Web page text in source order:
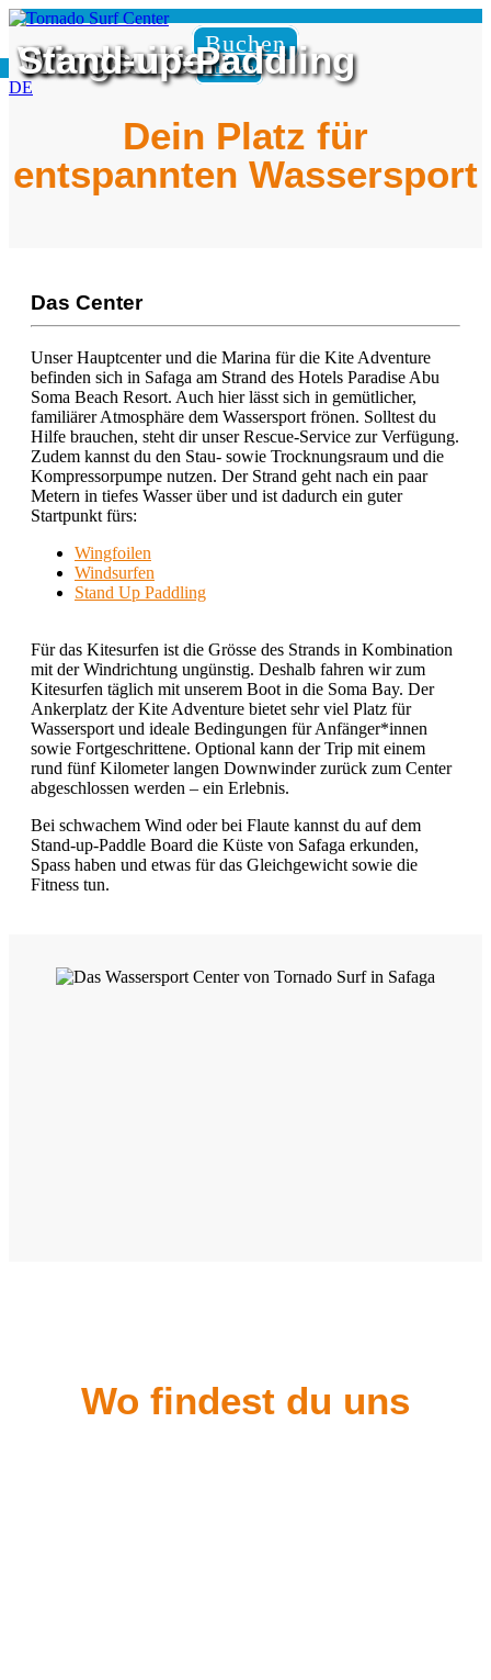
Buchen
Buchen
DE
Dein Platz für
entspannten Wassersport
Das Center​
Unser Hauptcenter und die Marina für die Kite Adventure
befinden sich in Safaga am Strand des Hotels Paradise Abu
Soma Beach Resort. Auch hier lässt sich in gemütlicher,
familiärer Atmosphäre dem Wassersport frönen. Solltest du
Hilfe brauchen, steht dir unser Rescue-Service zur Verfügung.
Zudem kannst du den Stau- sowie Trocknungsraum und die
Kompressorpumpe nutzen. Der Strand geht nach ein paar
Metern in tiefes Wasser über und ist dadurch ein guter
Startpunkt fürs:
Wingfoilen
Windsurfen
Stand Up Paddling
Für das Kitesurfen ist die Grösse des Strands in Kombination
mit der Windrichtung ungünstig. Deshalb fahren wir zum
Kitesurfen täglich mit unserem Boot in die Soma Bay. Der
Ankerplatz der Kite Adventure bietet sehr viel Platz für
Wassersport und ideale Bedingungen für Anfänger*innen
sowie Fortgeschrittene. Optional kann der Trip mit einem
rund fünf Kilometer langen Downwinder zurück zum Center
abgeschlossen werden – ein Erlebnis.
Bei schwachem Wind oder bei Flaute kannst du auf dem
Stand-up-Paddle Board die Küste von Safaga erkunden,
Spass haben und etwas für das Gleichgewicht sowie die
Fitness tun.
Wo findest du uns
Wingfoilen
Windsurfen
Stand-up-Paddling